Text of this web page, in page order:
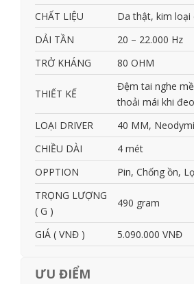
CHẤT LIỆU
Da thật, kim loại
DẢI TẦN
20 – 22.000 Hz
TRỞ KHÁNG
80 OHM
THIẾT KẾ
Đệm tai nghe
thoải mái khi
LOẠI DRIVER
40 MM,
CHIỀU DÀI
4 mét
OPPTION
Pin, Chống ồn,
TRỌNG LƯỢNG
( G )
490 gram
GIÁ ( VNĐ ) 5.090.000 VNĐ
ƯU ĐIỂM